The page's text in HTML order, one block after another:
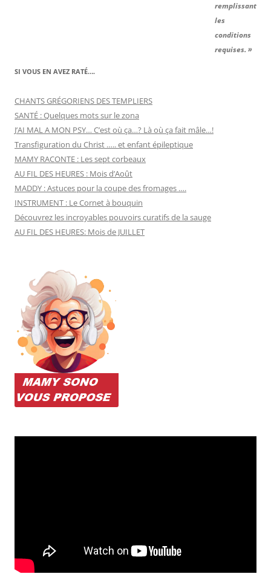
remplissant
les
conditions
requises. »
SI VOUS EN AVEZ RATÉ….
CHANTS GRÉGORIENS DES TEMPLIERS
SANTÉ : Quelques mots sur le zona
J’AI MAL A MON PSY… C’est où ça…? Là où ça fait mâle…!
Transfiguration du Christ ….. et enfant épileptique
MAMY RACONTE : Les sept corbeaux
AU FIL DES HEURES : Mois d’Août
MADDY : Astuces pour la coupe des fromages ….
INSTRUMENT : Le Cornet à bouquin
Découvrez les incroyables pouvoirs curatifs de la sauge
AU FIL DES HEURES: Mois de JUILLET